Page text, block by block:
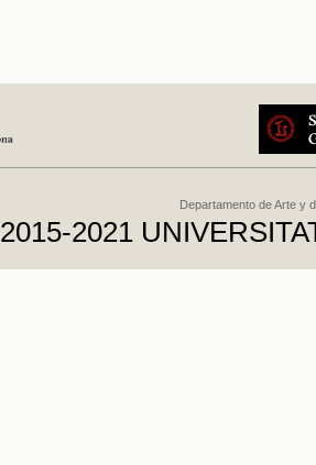
Departamento de Arte y
2015-2021